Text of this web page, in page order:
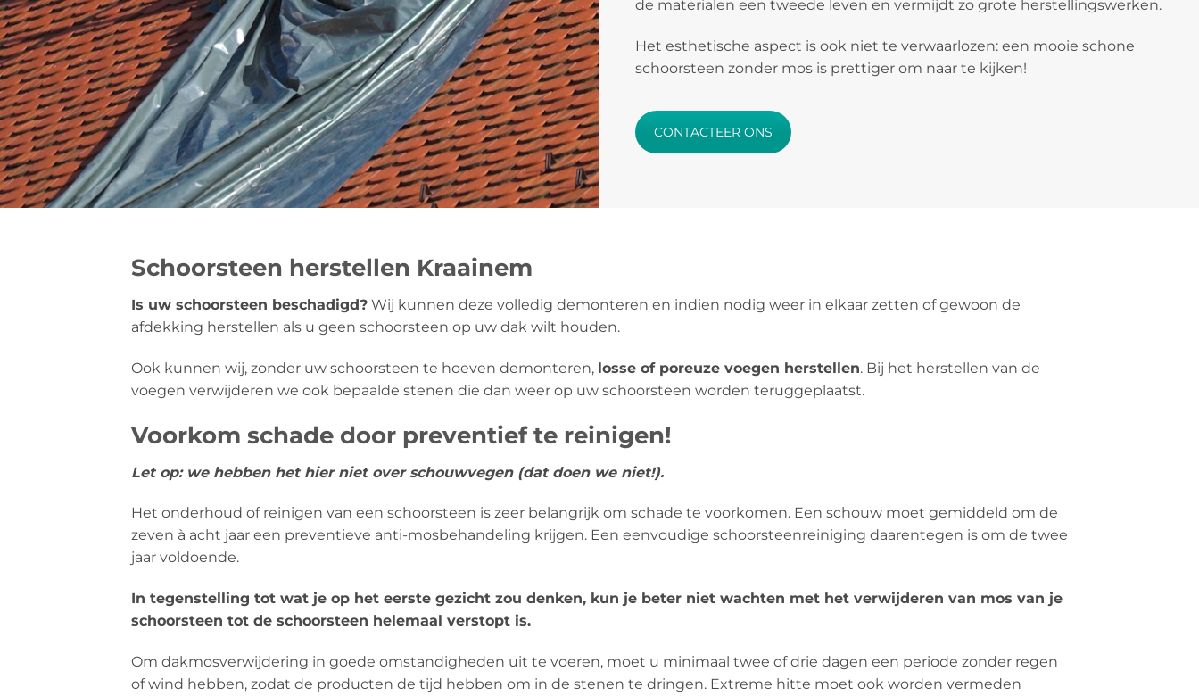
de materialen een tweede leven en vermijdt zo grote herstellingswerken.
Het esthetische aspect is ook niet te verwaarlozen: een mooie schone
schoorsteen zonder mos is prettiger om naar te kijken!
CONTACTEER ONS
Schoorsteen herstellen Kraainem
Is uw schoorsteen beschadigd? Wij kunnen deze volledig demonteren en indien nodig weer in elkaar zetten of gewoon de
afdekking herstellen als u geen schoorsteen op uw dak wilt houden.
Ook kunnen wij, zonder uw schoorsteen te hoeven demonteren, losse of poreuze voegen herstellen. Bij het herstellen van de
voegen verwijderen we ook bepaalde stenen die dan weer op uw schoorsteen worden teruggeplaatst.
Voorkom schade door preventief te reinigen!
Let op: we hebben het hier niet over schouwvegen (dat doen we niet!).
Het onderhoud of reinigen van een schoorsteen is zeer belangrijk om schade te voorkomen. Een schouw moet gemiddeld om de
zeven à acht jaar een preventieve anti-mosbehandeling krijgen. Een eenvoudige schoorsteenreiniging daarentegen is om de twee
jaar voldoende.
In tegenstelling tot wat je op het eerste gezicht zou denken, kun je beter niet wachten met het verwijderen van mos van je
schoorsteen tot de schoorsteen helemaal verstopt is.
Om dakmosverwijdering in goede omstandigheden uit te voeren, moet u minimaal twee of drie dagen een periode zonder regen
of wind hebben, zodat de producten de tijd hebben om in de stenen te dringen. Extreme hitte moet ook worden vermeden